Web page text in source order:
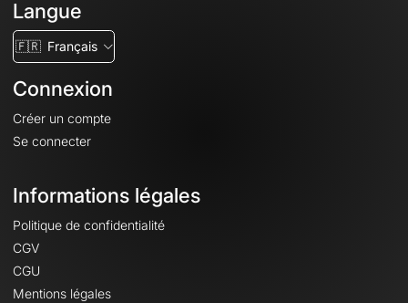
Langue
🇫🇷 Français
Connexion
Créer un compte
Se connecter
Informations légales
Politique de confidentialité
CGV
CGU
Mentions légales